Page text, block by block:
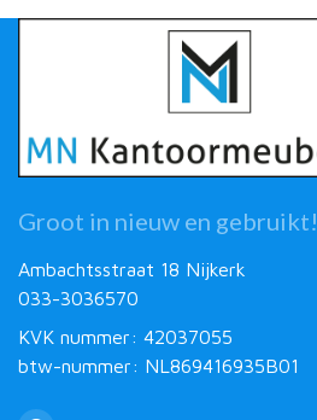
Groot in nieuw en gebruikt!
Ambachtsstraat 18 Nijkerk
033-3036570
KVK nummer: 42037055
btw-nummer: NL869416935B01